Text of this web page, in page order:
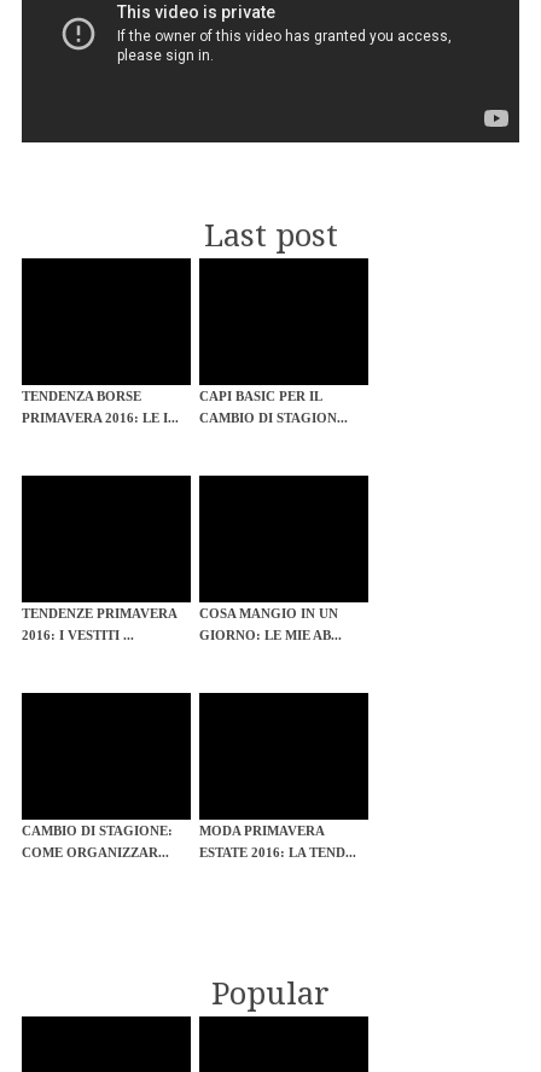
Last post
TENDENZA BORSE
PRIMAVERA 2016: LE I...
CAPI BASIC PER IL
CAMBIO DI STAGION...
TENDENZE PRIMAVERA
2016: I VESTITI ...
COSA MANGIO IN UN
GIORNO: LE MIE AB...
CAMBIO DI STAGIONE:
COME ORGANIZZAR...
MODA PRIMAVERA
ESTATE 2016: LA TEND...
Popular